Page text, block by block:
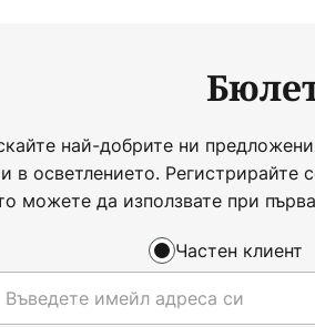
на двата изхода на
интелигентното управление на
най-добрите ни
в осветлението. Регистрирайте
можете да използвате при
Частен клиент